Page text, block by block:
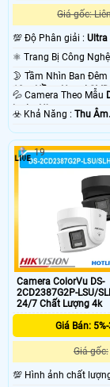
mang chất lượng tốt
Giá gốc:
💯 Độ Phân giải : Ultra
10m Hồng Ngoại SMD.
💦 Camera Theo Mẫu
loại + Nhựa.
️☣️ Khả Năng : Thu Âm.
Camera ColorVu DS-
2CD2387G2P-LSU/
24/7 Chất Lượng 4k
Giá Bán:
Giá gốc:
💯 Hình ảnh chất
19